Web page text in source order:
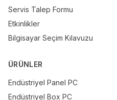
Servis Talep Formu
Etkinlikler
Bilgisayar Seçim Kılavuzu
ÜRÜNLER
Endüstriyel Panel PC
Endüstriyel Box PC